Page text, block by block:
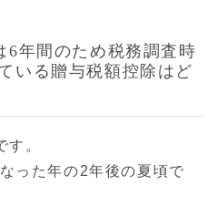
6年間のため税務調査時
いる贈与税額控除はど
。
った年の2年後の夏頃で